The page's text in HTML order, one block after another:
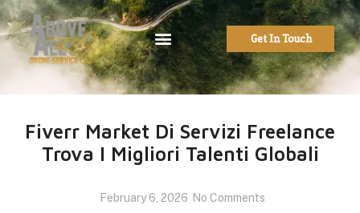
Get In Touch
Fiverr Market Di Servizi Freelance
Trova I Migliori Talenti Globali
February 6, 2026 No Comments